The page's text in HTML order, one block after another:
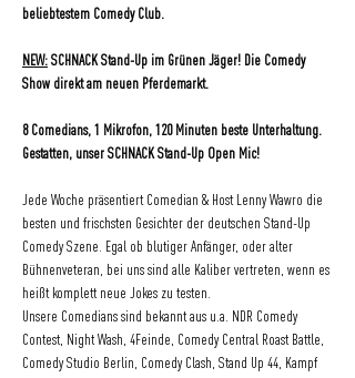
beliebtestem Comedy Club.
NEW: SCHNACK Stand-Up im Grünen Jäger! Die Comedy
Show direkt am neuen Pferdemarkt.
8 Comedians, 1 Mikrofon, 120 Minuten beste Unterhaltung.
Gestatten, unser SCHNACK Stand-Up Open Mic!
Jede Woche präsentiert Comedian & Host Lenny Wawro die
besten und frischsten Gesichter der deutschen Stand-Up
Comedy Szene. Egal ob blutiger Anfänger, oder alter
Bühnenveteran, bei uns sind alle Kaliber vertreten, wenn es
heißt komplett neue Jokes zu testen.
Unsere Comedians sind bekannt aus u.a. NDR Comedy
Contest, Night Wash, 4Feinde, Comedy Central Roast Battle,
Comedy Studio Berlin, Comedy Clash, Stand Up 44, Kampf